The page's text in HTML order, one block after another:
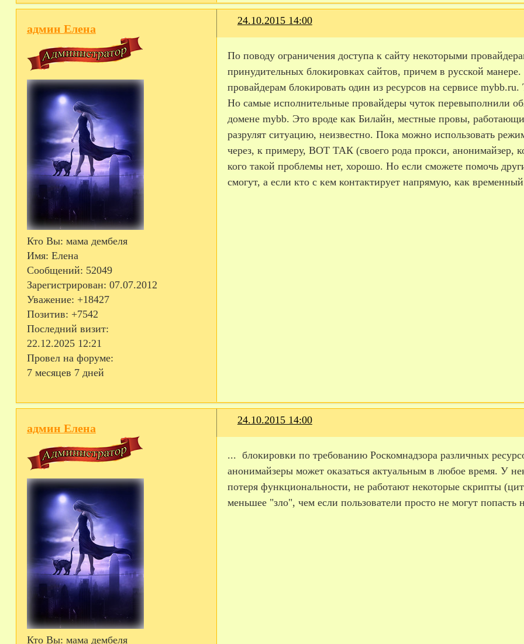
24.10.2015 14:00
админ Елена
Кто Вы: мама дембеля
Имя: Елена
Сообщений: 52049
Зарегистрирован: 07.07.2012
Уважение: +18427
Позитив: +7542
Последний визит:
22.12.2025 12:21
Провел на форуме:
7 месяцев 7 дней
По поводу ограничения доступа к сайту некоторыми
принудительных блокировках сайтов, причем в русской
провайдерам блокировать один из ресурсов на сервисе
Но самые исполнительные провайдеры чуток перевыполнили
домене mybb. Это вроде как Билайн, местные провы,
разрулят ситуацию, неизвестно. Пока можно использовать
через, к примеру, ВОТ ТАК (своего рода прокси, анонимайзер,
кого такой проблемы нет, хорошо. Но если сможете помочь
смогут, а если кто с кем контактирует напрямую, как
24.10.2015 14:00
админ Елена
Кто Вы: мама дембеля
... блокировки по требованию Роскомнадзора различных
анонимайзеры может оказаться актуальным в любое время. У
потеря функциональности, не работают некоторые скрипты
меньшее "зло", чем если пользователи просто не могут попасть